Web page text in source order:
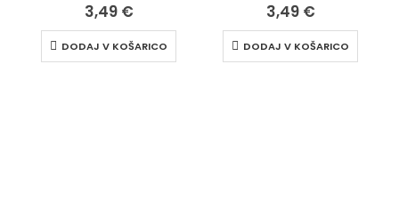
3,49 €
DODAJ V KOŠARICO
3,49 €
DODAJ V KOŠARICO